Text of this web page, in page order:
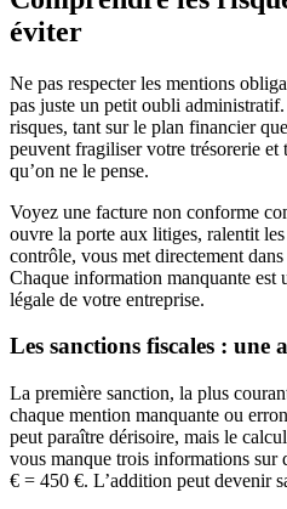
éviter
Ne pas respecter les mentions
pas juste un petit oubli administratif.
risques, tant sur le plan financier
peuvent fragiliser votre trésorerie
qu’on ne le pense.
Voyez une facture non conforme
ouvre la porte aux litiges, ralentit
contrôle, vous met directement
Chaque information manquante est
légale de votre entreprise.
Les sanctions fiscales :
La première sanction, la plus
chaque mention manquante ou
peut paraître dérisoire, mais le
vous manque trois informations
€ = 450 €. L’addition peut devenir